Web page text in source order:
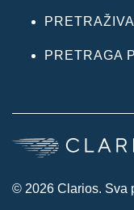
PRETRAGA
© 2026 Clarios. Sva